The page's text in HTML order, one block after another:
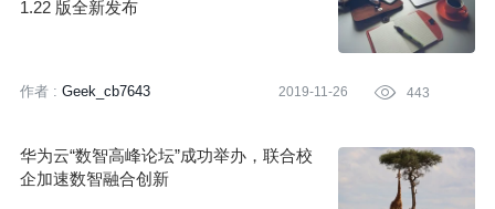
1.22 版全新发布
作者 : Geek_cb7643 2019-11-26  443
华为云“数智高峰论坛”成功举办，联合校
企加速数智融合创新